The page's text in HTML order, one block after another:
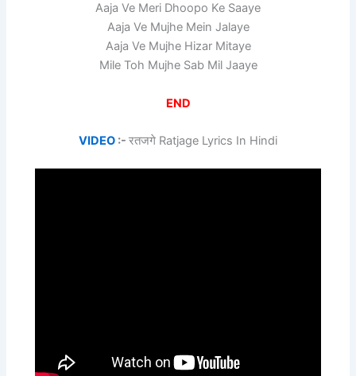
Aaja Ve Meri Dhoopo Ke Saaye
Aaja Ve Mujhe Mein Jalaye
Aaja Ve Mujhe Hizar Mitaye
Mile Toh Mujhe Sab Mil Jaaye
END
VIDEO :- रतजगे Ratjage Lyrics In Hindi